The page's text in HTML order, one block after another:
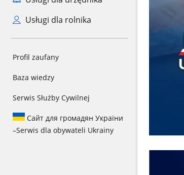
Usługi dla rolnika
Profil zaufany
Baza wiedzy
Serwis Służby Cywilnej
Сайт для громадян України
–Serwis dla obywateli Ukrainy